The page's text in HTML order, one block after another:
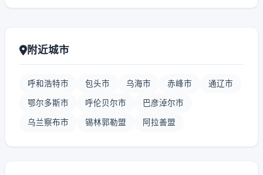
附近城市
呼和浩特市 包头市 乌海市 赤峰市 通辽市
鄂尔多斯市 呼伦贝尔市 巴彦淖尔市
乌兰察布市 锡林郭勒盟 阿拉善盟